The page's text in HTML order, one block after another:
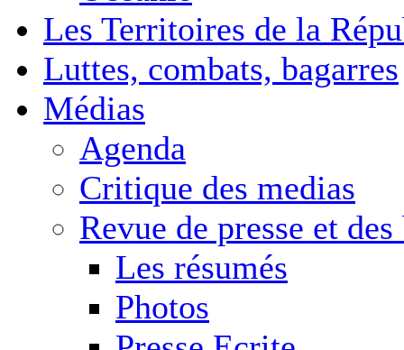
Les Territoires de la
Luttes, combats, bagarres
Médias
Agenda
Critique des medias
Revue de presse et
Les résumés
Photos